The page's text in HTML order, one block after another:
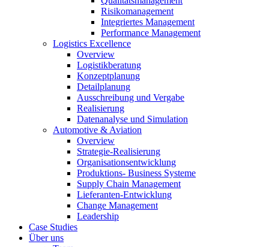
Risikomanagement
Integriertes Management
Performance Management
Logistics Excellence
Overview
Logistikberatung
Konzeptplanung
Detailplanung
Ausschreibung und Vergabe
Realisierung
Datenanalyse und Simulation
Automotive & Aviation
Overview
Strategie-Realisierung
Organisationsentwicklung
Produktions- Business Systeme
Supply Chain Management
Lieferanten-Entwicklung
Change Management
Leadership
Case Studies
Über uns